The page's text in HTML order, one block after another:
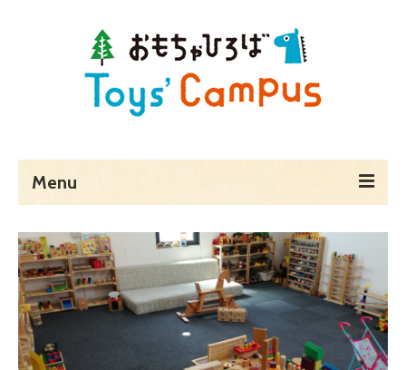
Menu
ホーム
Toys’ Campusとは
予約・料金・アクセス